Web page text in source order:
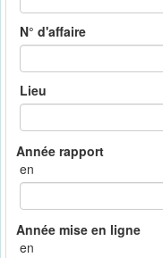
N° d'affaire
Lieu
en
en